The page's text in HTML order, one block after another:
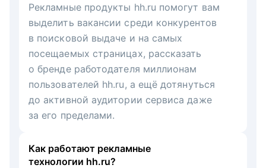
Рекламные продукты hh.ru помогут вам
выделить вакансии среди конкурентов
в поисковой выдаче и на самых
посещаемых страницах, рассказать
о бренде работодателя миллионам
пользователей hh.ru, а ещё дотянуться
до активной аудитории сервиса даже
за его пределами.
Как работают рекламные
технологии hh.ru?